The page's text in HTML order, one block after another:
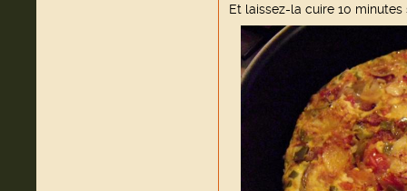
Et laissez-la cuire 10